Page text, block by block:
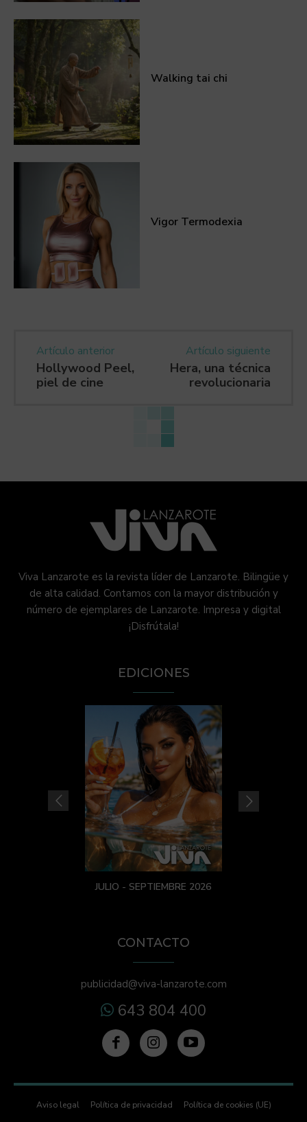
Walking tai chi
Vigor Termodexia
Artículo anterior
Hollywood Peel,
piel de cine
Artículo siguiente
Hera, una técnica
revolucionaria
Viva Lanzarote es la revista líder de Lanzarote. Bilingüe y
de alta calidad. Contamos con la mayor distribución y
número de ejemplares de Lanzarote. Impresa y digital
¡Disfrútala!
EDICIONES
JULIO - SEPTIEMBRE 2026
CONTACTO
publicidad@viva-lanzarote.com
643 804 400
Aviso legal Política de privacidad Política de cookies (UE)